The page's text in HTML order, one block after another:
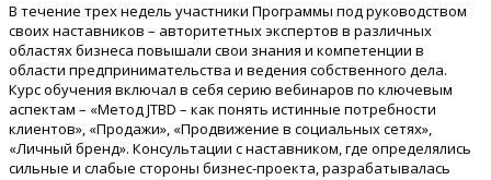
В течение трех недель участники Программы под руководством
своих наставников – авторитетных экспертов в различных
областях бизнеса повышали свои знания и компетенции в
области предпринимательства и ведения собственного дела.
Курс обучения включал в себя серию вебинаров по ключевым
аспектам – «Метод JTBD – как понять истинные потребности
клиентов», «Продажи», «Продвижение в социальных сетях»,
«Личный бренд». Консультации с наставником, где определялись
сильные и слабые стороны бизнес-проекта, разрабатывалась